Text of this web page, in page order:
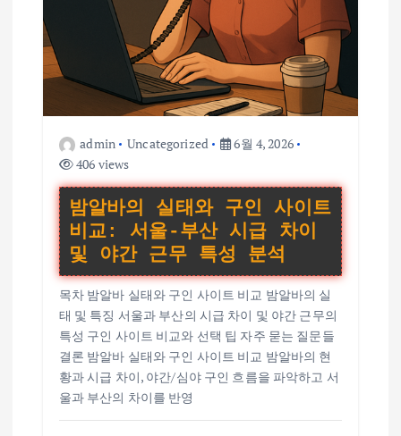
admin Uncategorized
6월 4, 2026
406 views
밤알바의 실태와 구인 사이트
비교: 서울-부산 시급 차이
및 야간 근무 특성 분석
목차 밤알바 실태와 구인 사이트 비교 밤알바의 실
태 및 특징 서울과 부산의 시급 차이 및 야간 근무의
특성 구인 사이트 비교와 선택 팁 자주 묻는 질문들
결론 밤알바 실태와 구인 사이트 비교 밤알바의 현
황과 시급 차이, 야간/심야 구인 흐름을 파악하고 서
울과 부산의 차이를 반영